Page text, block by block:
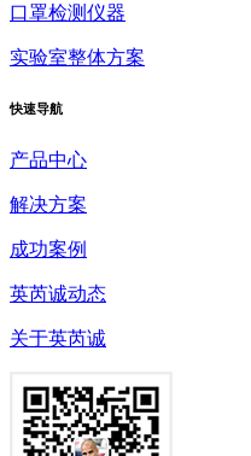
口罩检测仪器
实验室整体方案
快速导航
产品中心
解决方案
成功案例
英芮诚动态
关于英芮诚